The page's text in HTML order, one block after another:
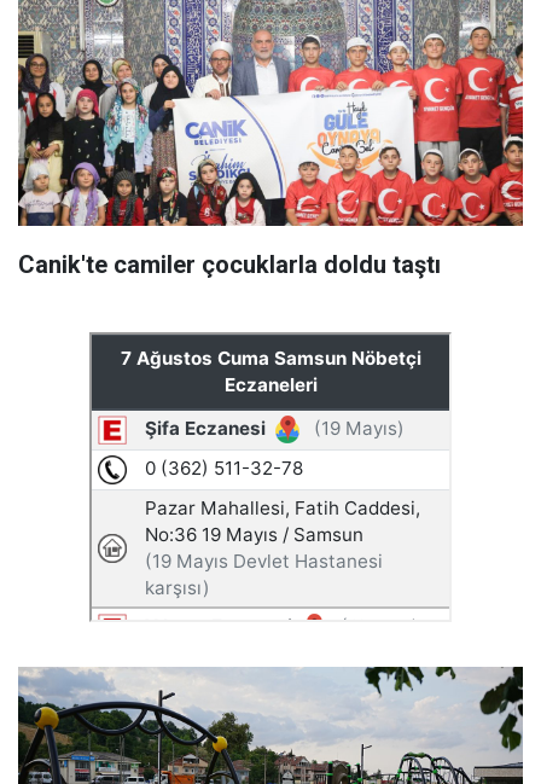
Canik'te camiler çocuklarla doldu taştı